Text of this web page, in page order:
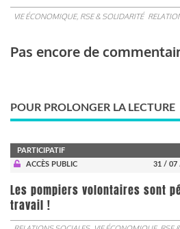
VIE ÉCONOMIQUE, RSE & SOLIDARITÉ
Pas encore de
POUR PROLONGER LA LECTURE
PARTICIPATIF
ACCÈS PUBLIC
31 / 07
Les pompiers volontaires sont
travail !